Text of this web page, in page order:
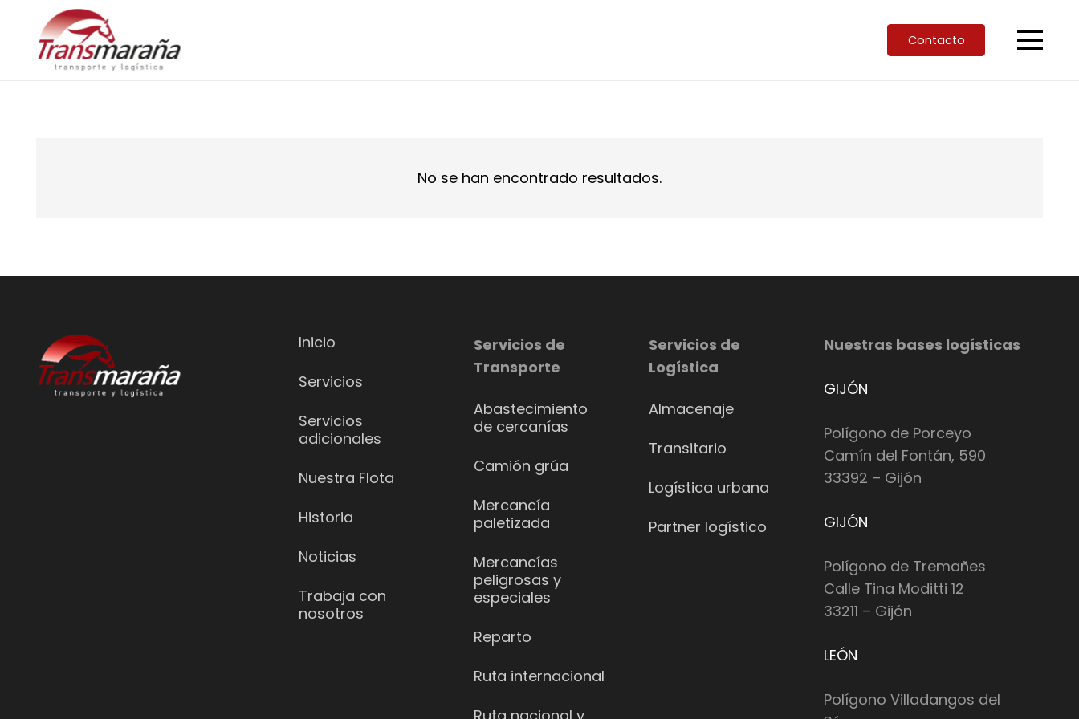
Contacto
No se han encontrado resultados.
Inicio
Servicios
Servicios
adicionales
Nuestra Flota
Historia
Noticias
Trabaja con
nosotros
Servicios de
Transporte
Abastecimiento
de cercanías
Camión grúa
Mercancía
paletizada
Mercancías
peligrosas y
especiales
Reparto
Ruta internacional
Servicios de
Logística
Almacenaje
Transitario
Logística urbana
Partner logístico
Nuestras bases logísticas
GIJÓN
Polígono de Porceyo
Camín del Fontán, 590
33392 – Gijón
GIJÓN
Polígono de Tremañes
Calle Tina Moditti 12
33211 – Gijón
LEÓN
Polígono Villadangos del